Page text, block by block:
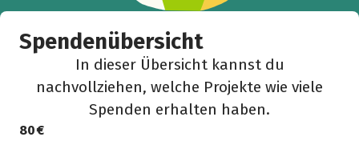
Spendenübersicht
In dieser Übersicht kannst du
nachvollziehen, welche Projekte wie viele
Spenden erhalten haben.
80 €